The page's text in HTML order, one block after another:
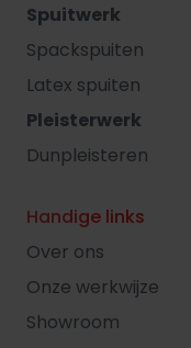
Spuitwerk
Spackspuiten
Latex spuiten
Pleisterwerk
Dunpleisteren
Handige links
Over ons
Onze werkwijze
Showroom